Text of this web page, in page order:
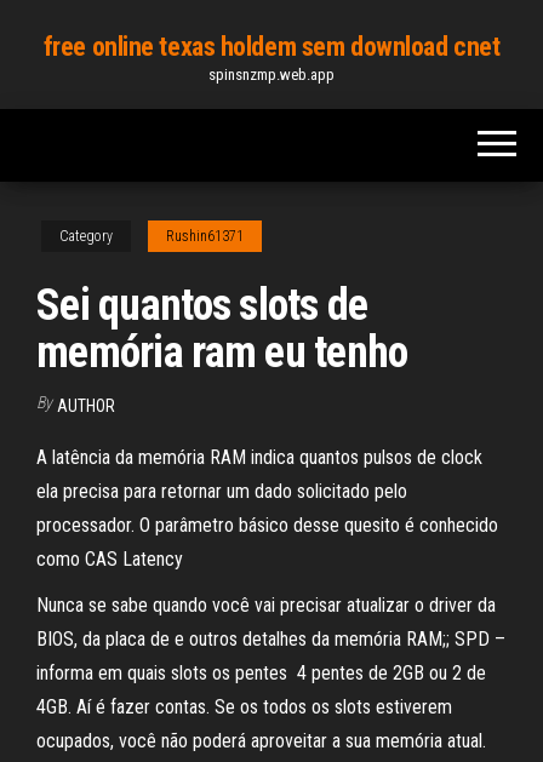
content
free online texas holdem sem download cnet
spinsnzmp.web.app
Category Rushin61371
Sei quantos slots de
memória ram eu tenho
By AUTHOR
A latência da memória RAM indica quantos pulsos de clock
ela precisa para retornar um dado solicitado pelo
processador. O parâmetro básico desse quesito é conhecido
como CAS Latency
Nunca se sabe quando você vai precisar atualizar o driver da
BIOS, da placa de e outros detalhes da memória RAM;; SPD –
informa em quais slots os pentes 4 pentes de 2GB ou 2 de
4GB. Aí é fazer contas. Se os todos os slots estiverem
ocupados, você não poderá aproveitar a sua memória atual.